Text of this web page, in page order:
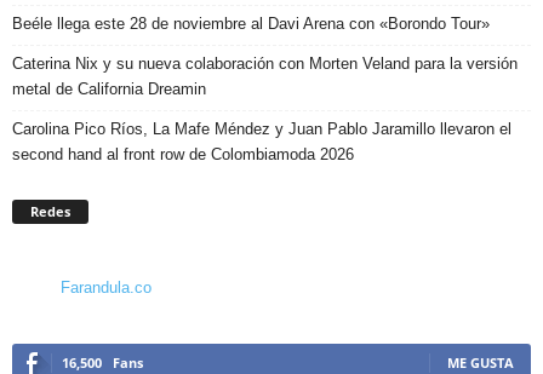
Beéle llega este 28 de noviembre al Davi Arena con «Borondo Tour»
Caterina Nix y su nueva colaboración con Morten Veland para la versión
metal de California Dreamin
Carolina Pico Ríos, La Mafe Méndez y Juan Pablo Jaramillo llevaron el
second hand al front row de Colombiamoda 2026
Redes
Farandula.co
16,500 Fans ME GUSTA